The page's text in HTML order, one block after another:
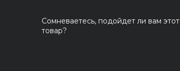
Сомневаетесь, подойдет ли вам этот
товар?